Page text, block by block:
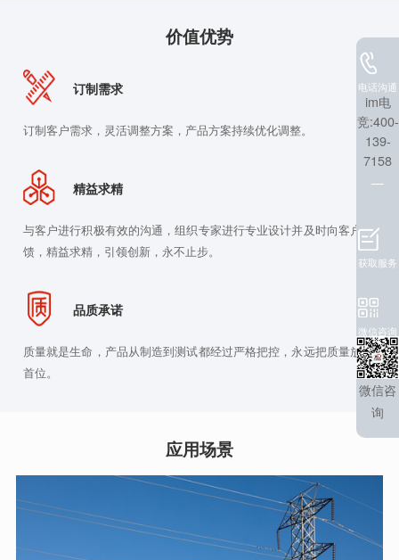
价值优势
订制需求
订制客户需求，灵活调整方案，产品方案持续优化调整。
精益求精
与客户进行积极有效的沟通，组织专家进行专业设计并及时向客户反
馈，精益求精，引领创新，永不止步。
品质承诺
质量就是生命，产品从制造到测试都经过严格把控，永远把质量放在
首位。
应用场景
电话沟通
im电
竞:400-
139-
7158
获取服务
微信咨询
微信咨
询